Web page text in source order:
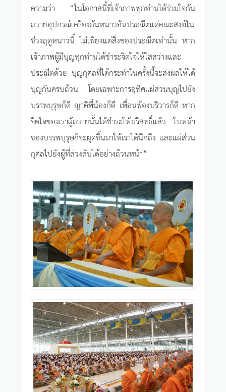
ความว่า “ในโอกาสนี้ที่เจ้าภาพทุกท่านได้ร่วมใจกัน
ถวายอุปกรณ์เครื่องกันหนาวอันประณีตแด่คณะสงฆ์ใน
ช่วงฤดูหนาวนี้ ไม่เพียงแต่สิ่งของประณีตเท่านั้น หาก
เจ้าภาพผู้มีบุญทุกท่านได้ชำระจิตใจให้ใสสว่างและ
ประณีตด้วย บุญกุศลที่ได้กระทำในครั้งนี้จะส่งผลให้ได้
บุญกันครบถ้วน โดยเฉพาะการอุทิศแผ่ส่วนบุญไปยัง
บรรพบุรุษก็ดี ญาติพี่น้องก็ดี เพื่อนพ้องบริวารก็ดี หาก
จิตใจของเราผู้ถวายนั้นได้ชำระให้บริสุทธิ์แล้ว ใบหน้า
ของบรรพบุรุษก็จะผุดขึ้นมาให้เราได้นึกถึง และแผ่ส่วน
กุศลไปยังผู้ที่ล่วงลับได้อย่างถ้วนหน้า”